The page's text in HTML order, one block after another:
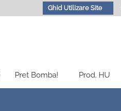
Ghid Utilizare Site
Pret Bomba! Prod. HU